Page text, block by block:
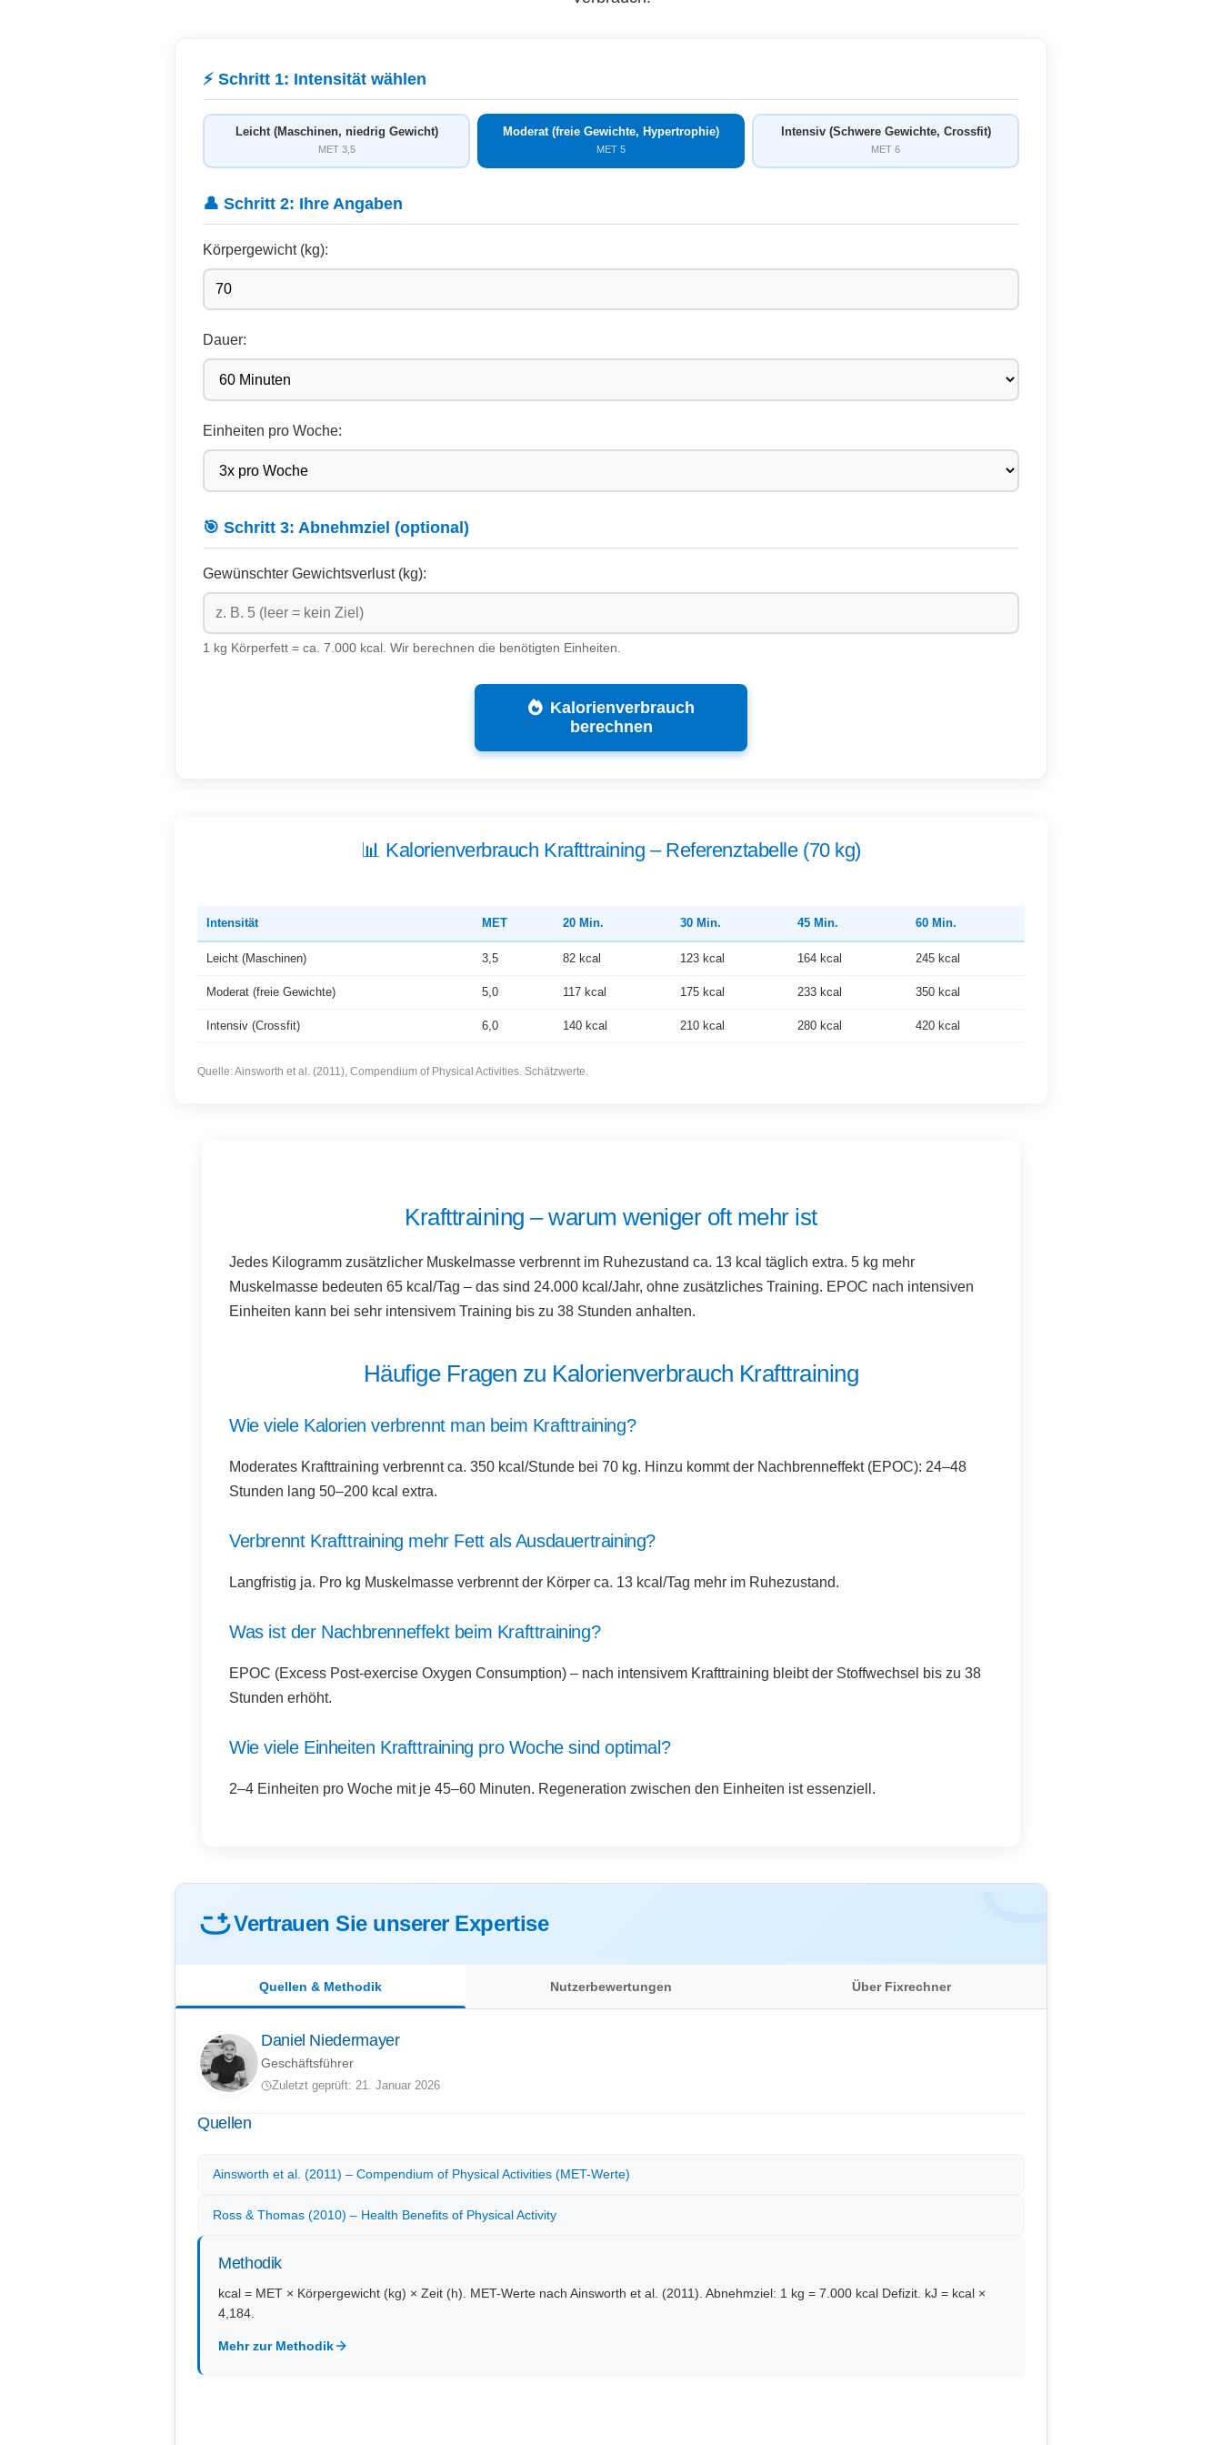
⚡ Schritt 1: Intensität wählen
Leicht (Maschinen, niedrig Gewicht)
MET 3,5
Moderat (freie Gewichte, Hypertrophie)
MET 5
Intensiv (Schwere Gewichte, Crossfit)
MET 6
👤 Schritt 2: Ihre Angaben
Körpergewicht (kg):
Dauer:
Einheiten pro Woche:
🎯 Schritt 3: Abnehmziel (optional)
Gewünschter Gewichtsverlust (kg):
1 kg Körperfett = ca. 7.000 kcal. Wir berechnen die benötigten Einheiten.
Kalorienverbrauch
berechnen
📊 Kalorienverbrauch Krafttraining – Referenztabelle (70 kg)
Intensität MET 20 Min. 30 Min. 45 Min. 60 Min.
Leicht (Maschinen) 3,5 82 kcal 123 kcal 164 kcal 245 kcal
Moderat (freie Gewichte) 5,0 117 kcal 175 kcal 233 kcal 350 kcal
Intensiv (Crossfit) 6,0 140 kcal 210 kcal 280 kcal 420 kcal
Quelle: Ainsworth et al. (2011), Compendium of Physical Activities. Schätzwerte.
Krafttraining – warum weniger oft mehr ist
Jedes Kilogramm zusätzlicher Muskelmasse verbrennt im Ruhezustand ca. 13 kcal täglich extra. 5 kg mehr
Muskelmasse bedeuten 65 kcal/Tag – das sind 24.000 kcal/Jahr, ohne zusätzliches Training. EPOC nach intensiven
Einheiten kann bei sehr intensivem Training bis zu 38 Stunden anhalten.
Häufige Fragen zu Kalorienverbrauch Krafttraining
Wie viele Kalorien verbrennt man beim Krafttraining?
Moderates Krafttraining verbrennt ca. 350 kcal/Stunde bei 70 kg. Hinzu kommt der Nachbrenneffekt (EPOC): 24–48
Stunden lang 50–200 kcal extra.
Verbrennt Krafttraining mehr Fett als Ausdauertraining?
Langfristig ja. Pro kg Muskelmasse verbrennt der Körper ca. 13 kcal/Tag mehr im Ruhezustand.
Was ist der Nachbrenneffekt beim Krafttraining?
EPOC (Excess Post-exercise Oxygen Consumption) – nach intensivem Krafttraining bleibt der Stoffwechsel bis zu 38
Stunden erhöht.
Wie viele Einheiten Krafttraining pro Woche sind optimal?
2–4 Einheiten pro Woche mit je 45–60 Minuten. Regeneration zwischen den Einheiten ist essenziell.
Vertrauen Sie unserer Expertise
Quellen & Methodik Nutzerbewertungen Über Fixrechner
Daniel Niedermayer
Geschäftsführer
Zuletzt geprüft: 21. Januar 2026
Quellen
Ainsworth et al. (2011) – Compendium of Physical Activities (MET-Werte)
Ross & Thomas (2010) – Health Benefits of Physical Activity
Methodik
kcal = MET × Körpergewicht (kg) × Zeit (h). MET-Werte nach Ainsworth et al. (2011). Abnehmziel: 1 kg = 7.000 kcal Defizit. kJ = kcal ×
4,184.
Mehr zur Methodik